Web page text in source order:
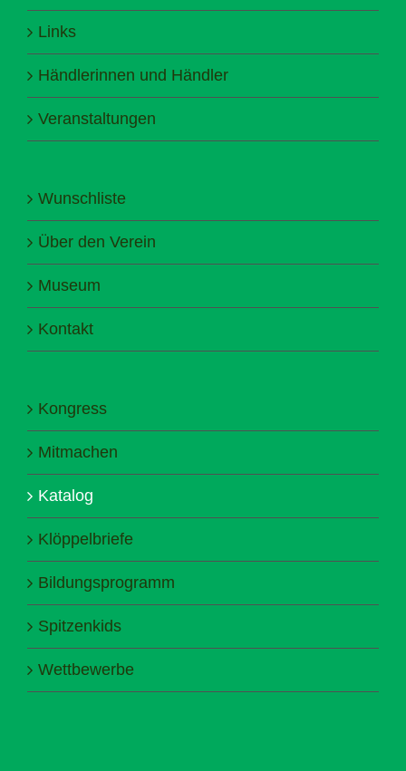
Links
Händlerinnen und Händler
Veranstaltungen
Wunschliste
Über den Verein
Museum
Kontakt
Kongress
Mitmachen
Katalog
Klöppelbriefe
Bildungsprogramm
Spitzenkids
Wettbewerbe